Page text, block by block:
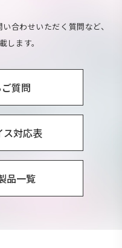
合わせいただく質問など、
します。
質問
ス対応表
品一覧